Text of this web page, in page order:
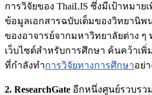
การวิจัยของ ThaiLIS ซึ่งมีเป้าหมา
ข้อมูลเอกสารฉบับเต็มของวิทยานิพ
ของอาจารย์จากมหาวิทยาลัยต่าง ๆ
เว็บไซต์สำหรับการศึกษา ค้นคว้าเ
ที่กำลังทำการวิจัยทางการศึกษาอย่า
2. ResearchGate อีกหนึ่งศูนย์รวบรว